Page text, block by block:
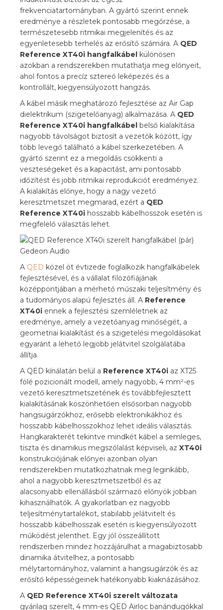
frekvenciatartományban. A gyártó szerint ennek
eredménye a részletek pontosabb megőrzése, a
természetesebb ritmikai megjelenítés és az
egyenletesebb terhelés az erősítő számára. A QED
Reference XT40i hangfalkábel különösen
azokban a rendszerekben mutathatja meg előnyeit,
ahol fontos a precíz sztereó leképezés és a
kontrollált, kiegyensúlyozott hangzás.
A kábel másik meghatározó fejlesztése az Air Gap
dielektrikum (szigetelőanyag) alkalmazása. A QED
Reference XT40i hangfalkábel belső kialakítása
nagyobb távolságot biztosít a vezetők között, így
több levegő található a kábel szerkezetében. A
gyártó szerint ez a megoldás csökkenti a
veszteségeket és a kapacitást, ami pontosabb
időzítést és jobb ritmikai reprodukciót eredményez.
A kialakítás előnye, hogy a nagy vezető
keresztmetszet megmarad, ezért a QED
Reference XT40i hosszabb kábelhosszok esetén is
megfelelő választás lehet.
A QED közel öt évtizede foglalkozik hangfalkábelek
fejlesztésével, és a vállalat filozófiájának
középpontjában a mérhető műszaki teljesítmény és
a tudományos alapú fejlesztés áll. A Reference
XT40i ennek a fejlesztési szemléletnek az
eredménye, amely a vezetőanyag minőségét, a
geometriai kialakítást és a szigetelési megoldásokat
egyaránt a lehető legjobb jelátvitel szolgálatába
állítja.
A QED kínálatán belül a Reference XT40i az XT25
fölé pozicionált modell, amely nagyobb, 4 mm²-es
vezető keresztmetszetének és továbbfejlesztett
kialakításának köszönhetően elsősorban nagyobb
hangsugárzókhoz, erősebb elektronikákhoz és
hosszabb kábelhosszokhoz lehet ideális választás.
Hangkarakterét tekintve mindkét kábel a semleges,
tiszta és dinamikus megszólalást képviseli, az XT40i
konstrukciójának előnyei azonban olyan
rendszerekben mutatkozhatnak meg leginkább,
ahol a nagyobb keresztmetszetből és az
alacsonyabb ellenállásból származó előnyök jobban
kihasználhatók. A gyakorlatban ez nagyobb
teljesítménytartalékot, stabilabb jelátvitelt és
hosszabb kábelhosszak esetén is kiegyensúlyozott
működést jelenthet. Egy jól összeállított
rendszerben mindez hozzájárulhat a magabiztosabb
dinamika átvitelhez, a pontosabb
mélytartományhoz, valamint a hangsugárzók és az
erősítő képességeinek hatékonyabb kiaknázásához.
A QED Reference XT40i szerelt változata
gyárilag szerelt, 4 mm-es QED Airloc banándugókkal